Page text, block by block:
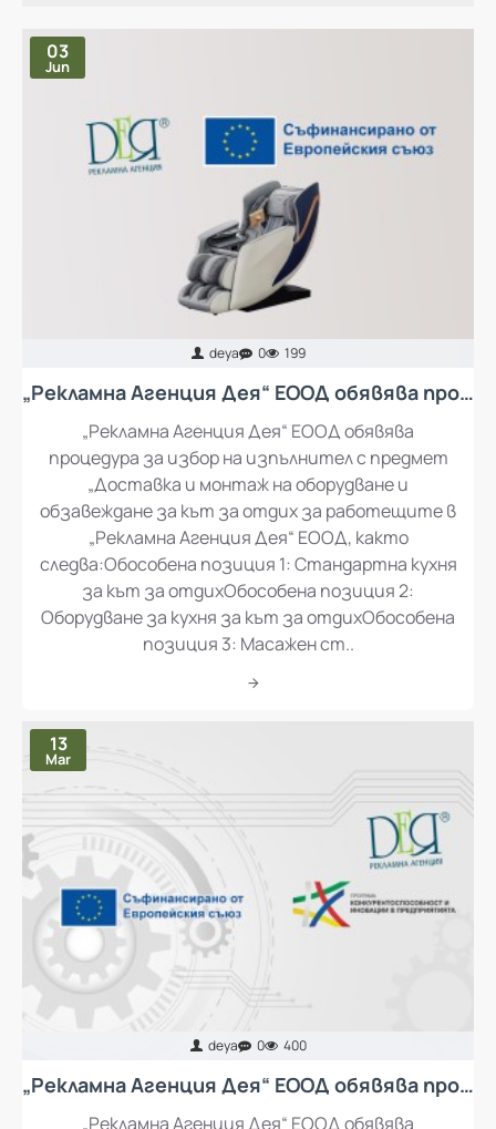
03
Jun
„Рекламна Агенция Дея“ ЕООД обявява
процедура за избор на изпълнител с предмет
„Доставка и монтаж на оборудване и
обзавеждане за кът за отдих за работещите в
„Рекламна Агенция Дея“ ЕООД, както
следва:Обособена позиция 1: Стандартна кухня
за кът за отдихОбособена позиция 2:
Оборудване за кухня за кът за отдихОбособена
позиция 3: Масажен ст..
13
Mar